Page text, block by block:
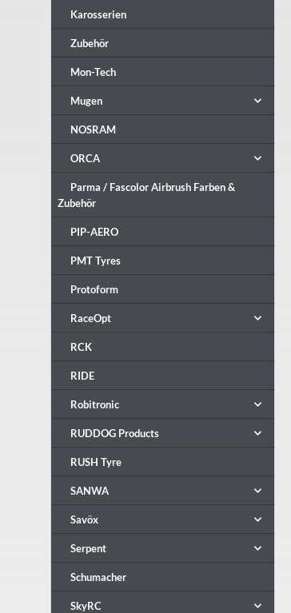
Karosserien
Zubehör
Mon-Tech
Mugen
NOSRAM
ORCA
Parma / Fascolor Airbrush Farben &
Zubehör
PIP-AERO
PMT Tyres
Protoform
RaceOpt
RCK
RIDE
Robitronic
RUDDOG Products
RUSH Tyre
SANWA
Savöx
Serpent
Schumacher
SkyRC